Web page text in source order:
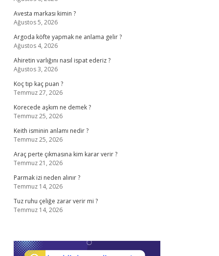
Avesta markası kimin ?
Ağustos 5, 2026
Argoda köfte yapmak ne anlama gelir ?
Ağustos 4, 2026
Ahiretin varlığını nasıl ispat ederiz ?
Ağustos 3, 2026
Koç tıp kaç puan ?
Temmuz 27, 2026
Korecede aşkım ne demek ?
Temmuz 25, 2026
Keith isminin anlamı nedir ?
Temmuz 25, 2026
Araç perte çıkmasına kim karar verir ?
Temmuz 21, 2026
Parmak izi neden alınır ?
Temmuz 14, 2026
Tuz ruhu çeliğe zarar verir mi ?
Temmuz 14, 2026